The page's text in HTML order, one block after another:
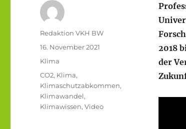
2018
der
Autor
Redaktion VKH BW
Veröffentlicht
am
16. November 2021
Kategorien
Klima
Schlagwörter
CO2, Klima,
Klimaschutzabkommen,
Klimawandel,
Klimawissen,Video